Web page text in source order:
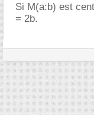
Si M(a:b) est
= 2b.